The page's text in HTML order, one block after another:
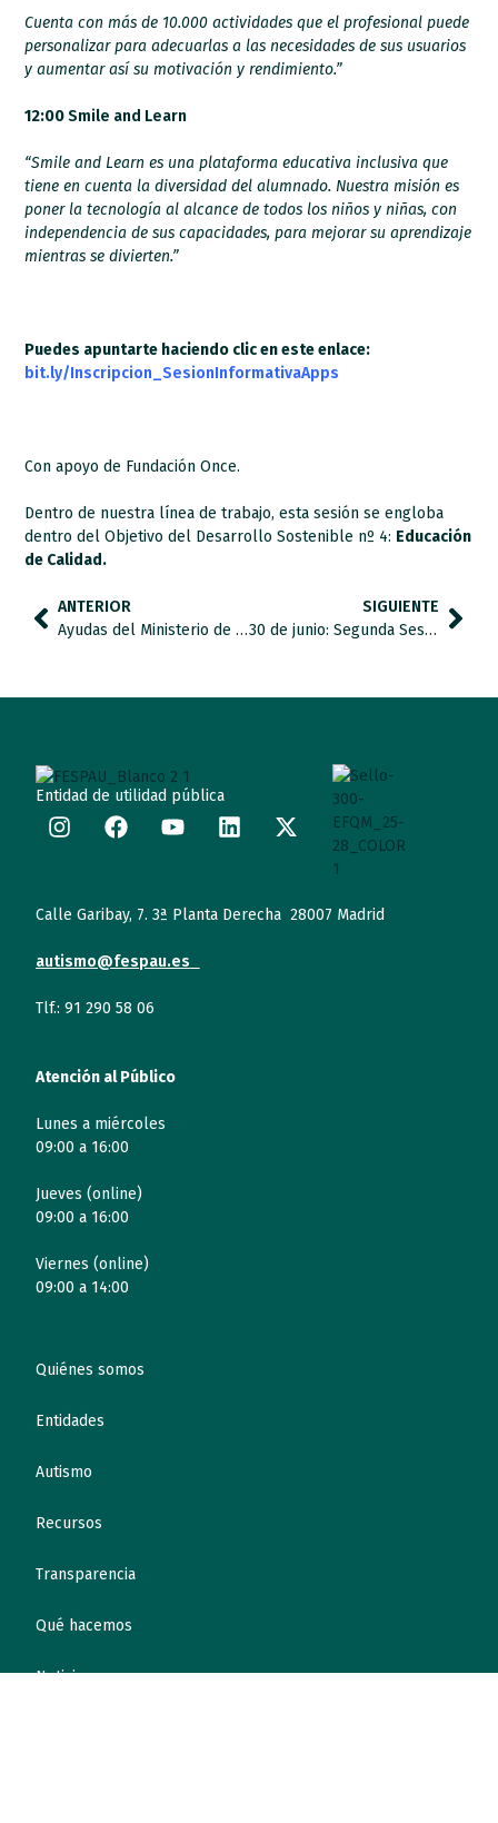
Cuenta con más de 10.000 actividades que el profesional puede
personalizar para adecuarlas a las necesidades desus usuarios
y aumentar así su motivación y rendimiento.”
12:00Smile and Learn
“Smile and Learn es una plataforma educativa inclusiva que
tiene en cuenta la diversidad del alumnado. Nuestra misión es
poner la tecnología al alcance de todos los niños y niñas, con
independencia de sus capacidades, para mejorar su aprendizaje
mientras se divierten.”
Puedes apuntarte haciendo clic en este enlace:
bit.ly/Inscripcion_SesionInformativaApps
Con apoyo de Fundación Once.
Dentro de nuestra línea de trabajo, esta sesión se engloba
dentro del Objetivo del Desarrollo Sostenible nº 4: Educación
de Calidad.
ANTERIOR
Ayudas del Ministerio de Educación y Formación Profesional para alumnos con necesidades específicas de apoyo educativo para el curso académico 2022-2023
SIGUIENTE
30 de junio: Segunda Sesión del Ciclo de Jornadas Legislativas
Entidad de utilidad pública
Calle Garibay, 7. 3ª Planta Derecha 28007 Madrid
autismo@fespau.es
Tlf.: 91 290 58 06
Atención al Público
Lunes a miércoles
09:00 a 16:00
Jueves (online)
09:00 a 16:00
Viernes (online)
09:00 a 14:00
Quiénes somos
Entidades
Autismo
Recursos
Transparencia
Qué hacemos
Noticias